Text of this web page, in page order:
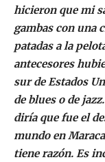
hicieron que mi
gambas con una
patadas a la
antecesores
sur de Estados
de blues o de
diría que fue el
mundo en
tiene razón. Es